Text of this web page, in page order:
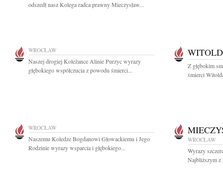
odszedł nasz Kolega radca prawny Mieczysław...
WROCŁAW
Naszej drogiej Koleżance Alinie Purzyc wyrazy
głębokiego współczucia z powodu śmierci...
Z głębokim
śmierci
WROCŁAW
Naszemu Koledze Bogdanowi Głowackiemu i Jego
Rodzinie wyrazy wsparcia i głębokiego...
WROCŁAW
Wyrazy
Najbliższym z